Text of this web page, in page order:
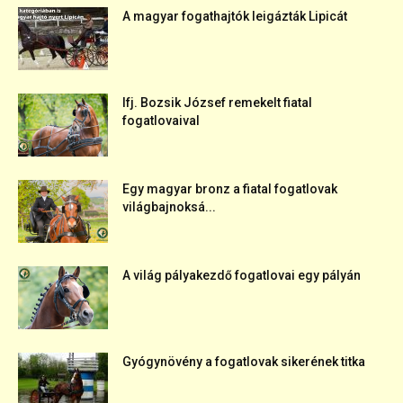
A magyar fogathajtók leigázták Lipicát
Ifj. Bozsik József remekelt fiatal
fogatlovaival
Egy magyar bronz a fiatal fogatlovak
világbajnoksá...
A világ pályakezdő fogatlovai egy pályán
Gyógynövény a fogatlovak sikerének titka